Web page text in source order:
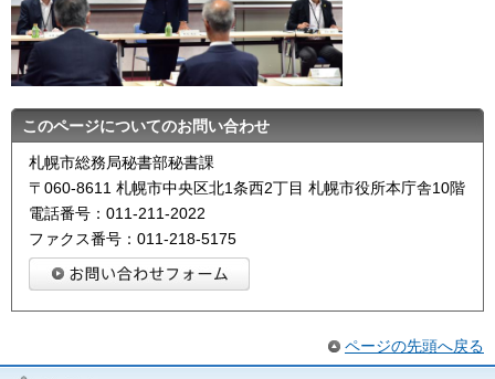
このページについてのお問い合わせ
札幌市総務局秘書部秘書課
〒060-8611 札幌市中央区北1条西2丁目 札幌市役所本庁舎10階
電話番号：011-211-2022
ファクス番号：011-218-5175
ページの先頭へ戻る